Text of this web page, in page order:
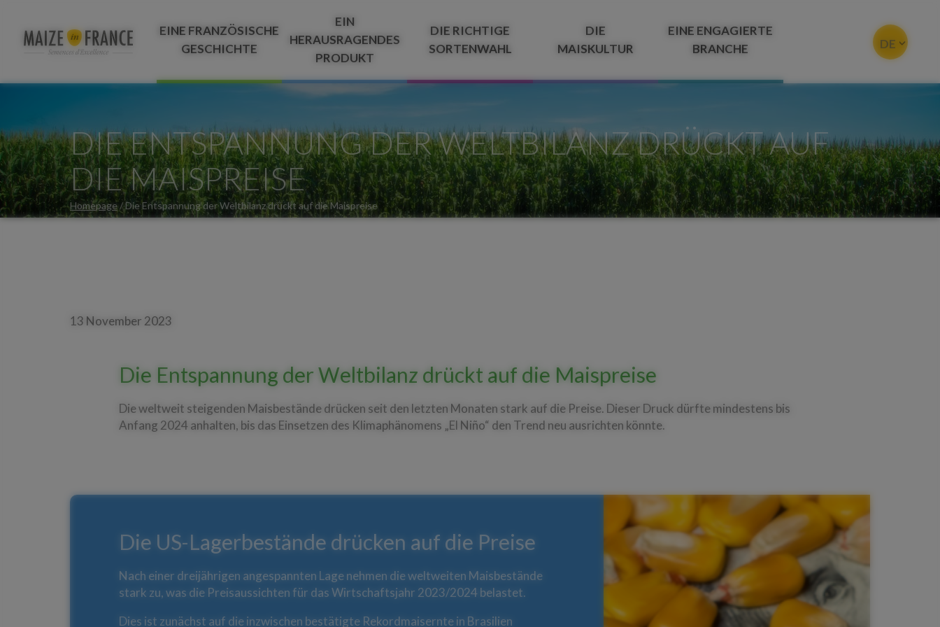
EINE FRANZÖSISCHE
GESCHICHTE
EIN
HERAUSRAGENDES
PRODUKT
DIE RICHTIGE
SORTENWAHL
DIE
MAISKULTUR
EINE ENGAGIERTE
BRANCHE
DE
DIE ENTSPANNUNG DER WELTBILANZ DRÜCKT AUF
DIE MAISPREISE
Homepage/Die Entspannung der Weltbilanz drückt auf die Maispreise
13 November 2023
Die Entspannung der Weltbilanz drückt auf die Maispreise
Die weltweit steigenden Maisbestände drücken seit den letzten Monaten stark auf die Preise. Dieser Druck dürfte mindestens bis
Anfang 2024 anhalten, bis das Einsetzen des Klimaphänomens „El Niño“ den Trend neu ausrichten könnte.
Die US-Lagerbestände drücken auf die Preise
Nach einer dreijährigen angespannten Lage nehmen die weltweiten Maisbestände
stark zu, was die Preisaussichten für das Wirtschaftsjahr 2023/2024 belastet.
Dies ist zunächst auf die inzwischen bestätigte Rekordmaisernte in Brasilien